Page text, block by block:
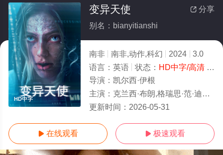
HD中字
 分享
变异天使
别名：bianyitianshi
南非 南非,动作,科幻 2024
3.0
语言： 英语 状态： HD中字/高清- 免费在线观看
导演： 凯尔西·伊根
主演： 克兰西·布朗,格瑞思·范·迪恩,丹尼尔·沙曼,艾丹·斯科特,瑞安·克鲁格
更新时间： 2026-05-31
 在线观看  极速观看